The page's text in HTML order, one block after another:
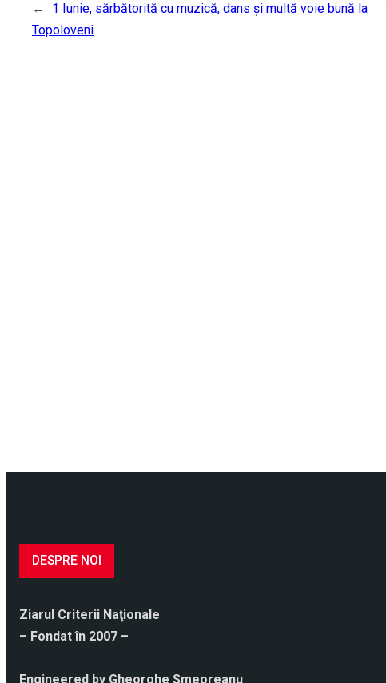
←
1 Iunie, sărbătorită cu muzică, dans și multă voie bună la
Topoloveni
DESPRE NOI
Ziarul Criterii Naţionale
– Fondat în 2007 –
Engineered by Gheorghe Smeoreanu